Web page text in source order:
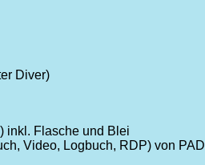
Diver)
inkl. Flasche und Blei
Video, Logbuch, RDP) von PADI